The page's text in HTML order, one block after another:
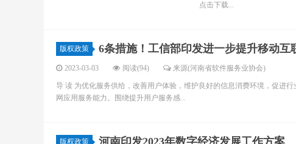
点击下载...
版权政策 6条措施！工信部印发进一步提升移动互
2023-03-03 阅读(94) 来源(河南省软件服务业协会)
导 读 为优化服务供给，改善用户体验，维护良好的信息消费环境，促进
网应用服务能力。围绕提升用户服务感...
版权政策 河南印发2023年数字经济发展工作方案